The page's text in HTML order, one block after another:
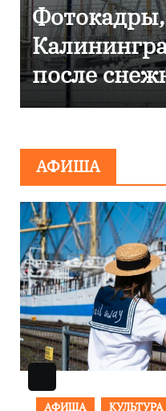
сообщения
АФИША
АФИША